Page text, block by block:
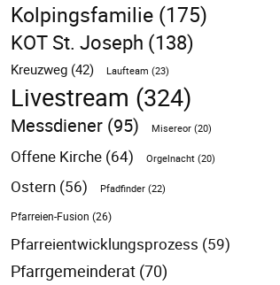
Kolpingsfamilie (175)
KOT St. Joseph (138)
Kreuzweg (42) Laufteam (23)
Livestream (324)
Messdiener (95) Misereor (20)
Offene Kirche (64) Orgelnacht (20)
Ostern (56) Pfadfinder (22)
Pfarreien-Fusion (26)
Pfarreientwicklungsprozess (59)
Pfarrgemeinderat (70)